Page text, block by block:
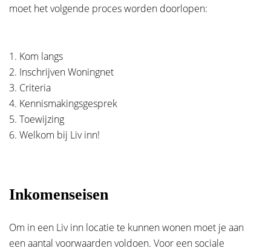
Privacybeleid*
Ik ga akkoord met het privacybeleid*
*Verplichte velden
Postcode*
E-mailadres
moet het volgende proces worden doorlopen:
1. Kom langs
2. Inschrijven Woningnet
3. Criteria
4. Kennismakingsgesprek
5. Toewijzing
6. Welkom bij Liv inn!
Inkomenseisen
Om in een Liv inn locatie te kunnen wonen moet je aan
een aantal voorwaarden voldoen. Voor een sociale